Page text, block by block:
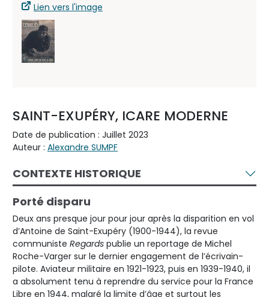
Lien vers l'image
SAINT-EXUPÉRY, ICARE MODERNE
Date de publication : Juillet 2023
Auteur : Alexandre SUMPF
CONTEXTE HISTORIQUE
Porté disparu
Deux ans presque jour pour jour après la disparition en vol
d’Antoine de Saint-Exupéry (1900-1944), la revue
communiste Regards publie un reportage de Michel
Roche-Varger sur le dernier engagement de l’écrivain-
pilote. Aviateur militaire en 1921-1923, puis en 1939-1940, il
a absolument tenu à reprendre du service pour la France
Libre en 1944, malgré la limite d’âge et surtout les